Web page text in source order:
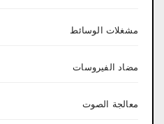
مشغلات الوسائط
مضاد الفيروسات
معالجة الصوت